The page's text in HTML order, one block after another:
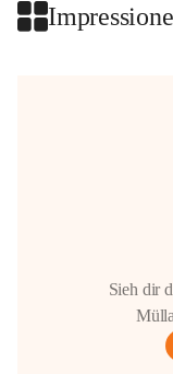
Sieh dir